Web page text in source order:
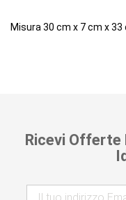
Misura 30 cm x 7 cm x
Ricevi Offerte